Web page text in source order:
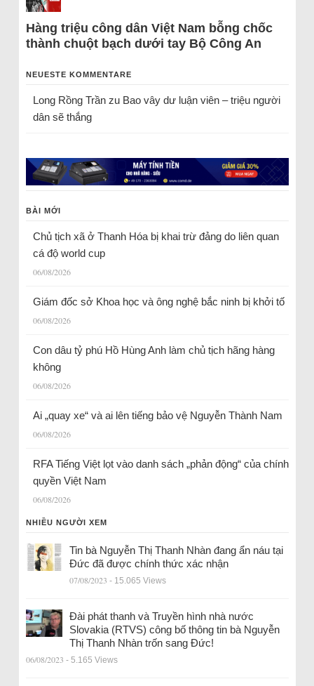
Hàng triệu công dân Việt Nam bỗng chốc
thành chuột bạch dưới tay Bộ Công An
NEUESTE KOMMENTARE
Long Rồng Trầnzu Bao vây dư luận viên – triệu người
dân sẽ thắng
BÀI MỚI
Chủ tịch xã ở Thanh Hóa bị khai trừ đảng do liên quan
cá độ world cup
06/08/2026
Giám đốc sở Khoa học và ông nghệ bắc ninh bị khởi tố
06/08/2026
Con dâu tỷ phú Hồ Hùng Anh làm chủ tịch hãng hàng
không
06/08/2026
Ai „quay xe“ và ai lên tiếng bảo vệ Nguyễn Thành Nam
06/08/2026
RFA Tiếng Việt lọt vào danh sách „phản động“ của chính
quyền Việt Nam
06/08/2026
NHIỀU NGƯỜI XEM
Tin bà Nguyễn Thị Thanh Nhàn đang ẩn náu tại
Đức đã được chính thức xác nhận
07/08/2023 - 15.065 Views
Đài phát thanh và Truyền hình nhà nước
Slovakia (RTVS) công bố thông tin bà Nguyễn
Thị Thanh Nhàn trốn sang Đức!
06/08/2023 - 5.165 Views